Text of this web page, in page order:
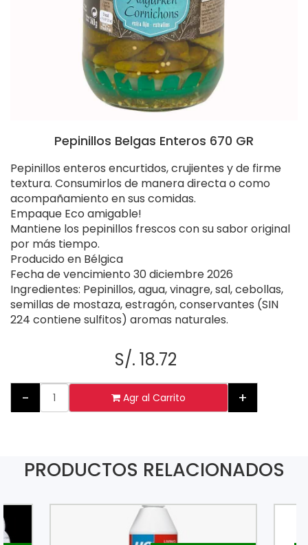
Pepinillos Belgas Enteros 670 GR
Pepinillos enteros encurtidos, crujientes y de firme
textura. Consumirlos de manera directa o como
acompañamiento en sus comidas.
Empaque Eco amigable!
Mantiene los pepinillos frescos con su sabor original
por más tiempo.
Producido en Bélgica
Fecha de vencimiento 30 diciembre 2026
Ingredientes: Pepinillos, agua, vinagre, sal, cebollas,
semillas de mostaza, estragón, conservantes (SIN
224 contiene sulfitos) aromas naturales.
S/. 18.72
- Agr al Carrito +
PRODUCTOS RELACIONADOS